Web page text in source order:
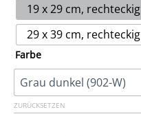
19 x 29 cm, rechteckig
29 x 39 cm, rechteckig
Farbe
ZURÜCKSETZEN